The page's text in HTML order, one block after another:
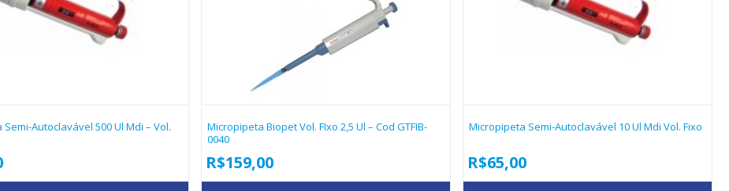
Autoclavável 500 Ul Mdi – Vol.
Micropipeta Biopet Vol. FIxo 2,5 Ul – Cod GTFIB-
0040
R$159,00
Micropipeta Semi-Autoclavável 10 Ul Mdi Vol. Fixo
R$65,00